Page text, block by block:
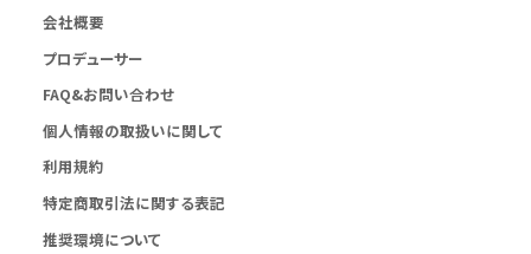
会社概要
プロデューサー
FAQ&お問い合わせ
個人情報の取扱いに関して
利用規約
特定商取引法に関する表記
推奨環境について